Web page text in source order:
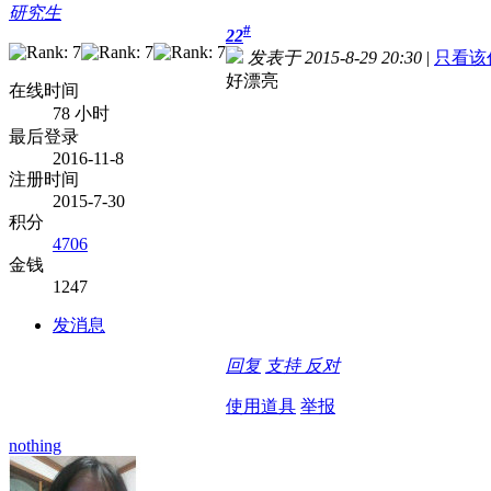
研究生
在线时间
78 小时
最后登录
2016-11-8
注册时间
2015-7-30
积分
4706
金钱
1247
发消息
22#
发表于 2015-8-29 20:30 | 只看该
好漂亮
回复 支持 反对
使用道具 举报
nothing